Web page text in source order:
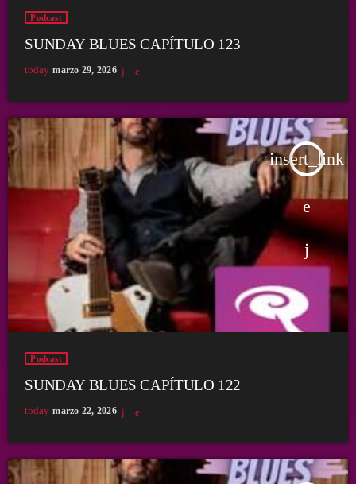
Podcast
SUNDAY BLUES CAPÍTULO 123
today marzo 29, 2026
insert_link
Podcast
SUNDAY BLUES CAPÍTULO 122
today marzo 22, 2026